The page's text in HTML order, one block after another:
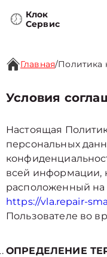
Клок
Сервис
Главная/Политика
Условия
Настоящая
персональных
всей информации,
расположенный
https://vla.repair-
Пользователе во
ОПРЕДЕЛЕНИЕ